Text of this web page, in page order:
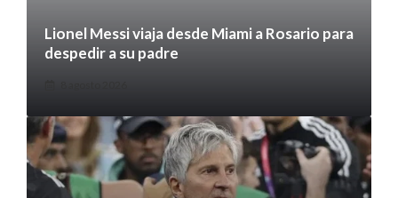
Lionel Messi viaja desde Miami a Rosario para
despedir a su padre